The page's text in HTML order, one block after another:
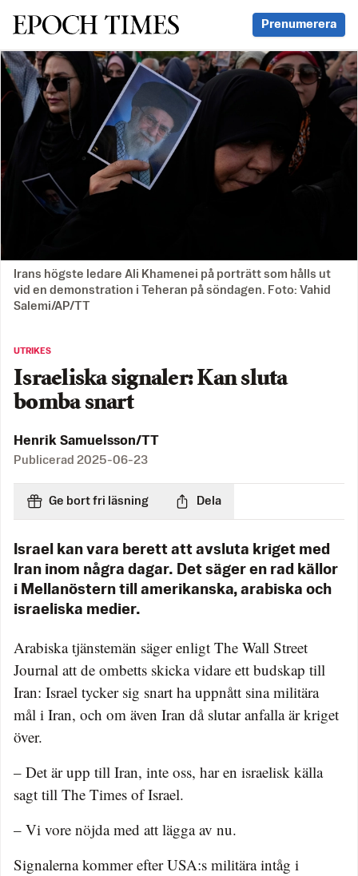
Svenska Epoch Times Prenumerera
Irans högste ledare Ali Khamenei på porträtt som hålls ut
vid en demonstration i Teheran på söndagen. Foto: Vahid
Salemi/AP/TT
UTRIKES
Israeliska signaler: Kan sluta
bomba snart
Henrik Samuelsson/TT
Publicerad 2025-06-23
Ge bort fri läsning Dela
Israel kan vara berett att avsluta kriget med
Iran inom några dagar. Det säger en rad källor
i Mellanöstern till amerikanska, arabiska och
israeliska medier.
Arabiska tjänstemän säger enligt The Wall Street
Journal att de ombetts skicka vidare ett budskap till
Iran: Israel tycker sig snart ha uppnått sina militära
mål i Iran, och om även Iran då slutar anfalla är kriget
över.
– Det är upp till Iran, inte oss, har en israelisk källa
sagt till The Times of Israel.
– Vi vore nöjda med att lägga av nu.
Signalerna kommer efter USA:s militära intåg i